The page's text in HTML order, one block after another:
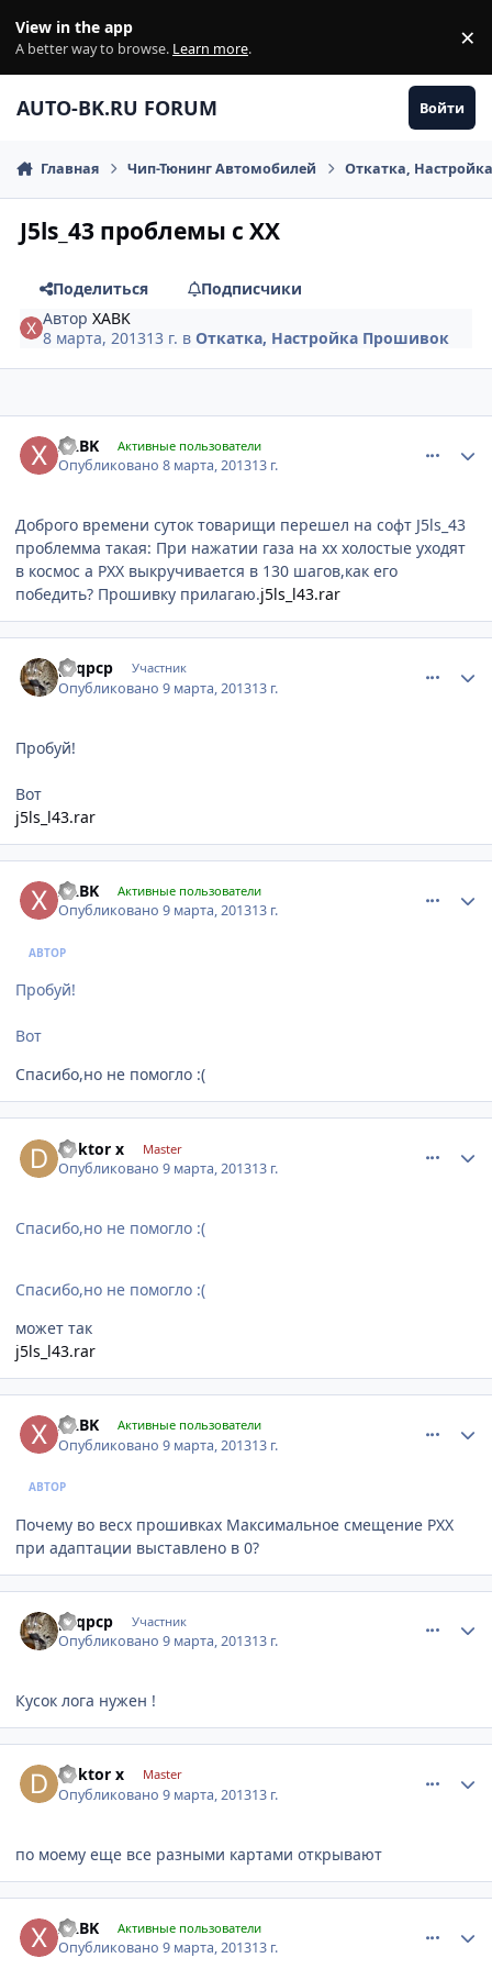
View in the app
A better way to browse. Learn more. ×
AUTO-BK.RU FORUM Войти
Главная Чип-Тюнинг Автомобилей Откатка,
J5ls_43 проблемы с XX
Поделиться
Подписчики
АвторXABK
8 марта, 201313 г. вОткатка, Настройка Прошивок
XABK Активные пользователи
Опубликовано8 марта, 201313 г.
Доброго времени суток товарищи перешел на софт J5ls_43
проблемма такая: При нажатии газа на xx холостые уходят
в космос а PXX выкручивается в 130 шагов,как его
победить? Прошивку прилагаю.j5ls_l43.rar
pcqpcp Участник
Опубликовано9 марта, 201313 г.
Пробуй!
Вот
j5ls_l43.rar
XABK Активные пользователи
Опубликовано9 марта, 201313 г.
АВТОР
Пробуй!
Вот
Спасибо,но не помогло :(
doktor x Master
Опубликовано9 марта, 201313 г.
Спасибо,но не помогло :(
Спасибо,но не помогло :(
может так
j5ls_l43.rar
XABK Активные пользователи
Опубликовано9 марта, 201313 г.
АВТОР
Почему во весх прошивках Максимальное смещение РХХ
при адаптации выставлено в 0?
pcqpcp Участник
Опубликовано9 марта, 201313 г.
Кусок лога нужен !
doktor x Master
Опубликовано9 марта, 201313 г.
по моему еще все разными картами открывают
XABK Активные пользователи
Опубликовано9 марта, 201313 г.